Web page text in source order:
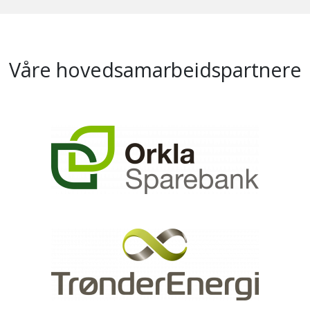
Våre hovedsamarbeidspartnere